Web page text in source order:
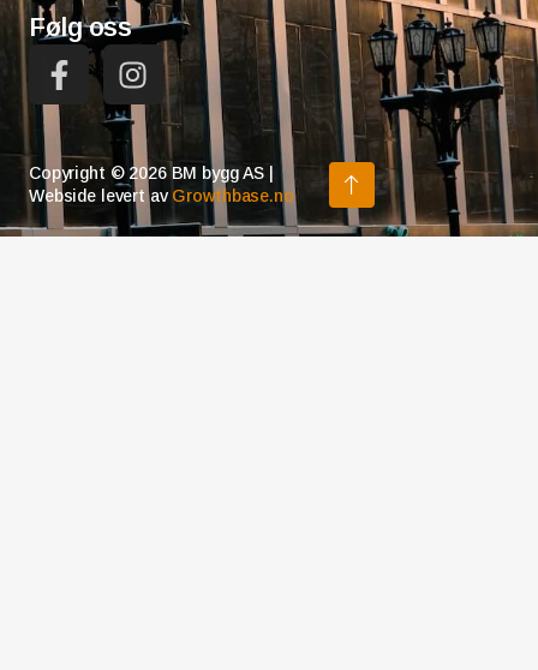
Følg oss
Copyright © 2026 BM bygg AS |
Webside levert av Growthbase.no